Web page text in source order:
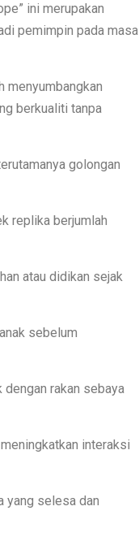
ini merupakan
pemimpin pada masa
menyumbangkan
berkualiti tanpa
golongan
replika berjumlah
atau didikan sejak
sebelum
dengan rakan sebaya
interaksi
yang selesa dan